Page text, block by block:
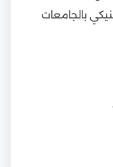
بالجامعات